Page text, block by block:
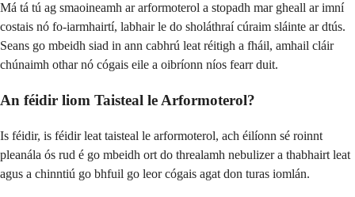
Má tá tú ag smaoineamh ar arformoterol a stopadh mar gheall ar imní
costais nó fo-iarmhairtí, labhair le do sholáthraí cúraim sláinte ar dtús.
Seans go mbeidh siad in ann cabhrú leat réitigh a fháil, amhail cláir
chúnaimh othar nó cógais eile a oibríonn níos fearr duit.
An féidir liom Taisteal le Arformoterol?
Is féidir, is féidir leat taisteal le arformoterol, ach éilíonn sé roinnt
pleanála ós rud é go mbeidh ort do threalamh nebulizer a thabhairt leat
agus a chinntiú go bhfuil go leor cógais agat don turas iomlán.